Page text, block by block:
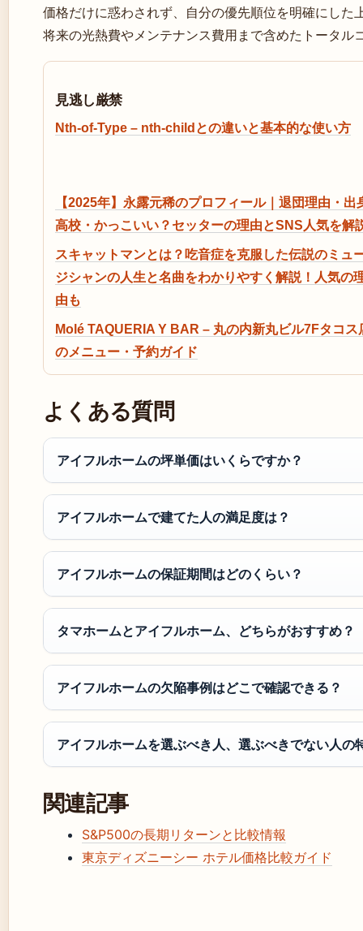
価格だけに惑わされず、自分の優先順位を明確にした
将来の光熱費やメンテナンス費用まで含めたトータル
見逃し厳禁
Nth-of-Type – nth-childとの違いと基本的な使い方
【2025年】永露元稀のプロフィール｜退団理由・出
高校・かっこいい？セッターの理由とSNS人気を解
スキャットマンとは？吃音症を克服した伝説のミュ
ジシャンの人生と名曲をわかりやすく解説！人気の
由も
Molé TAQUERIA Y BAR – 丸の内新丸ビル7Fタコス
のメニュー・予約ガイド
よくある質問
アイフルホームの坪単価はいくらですか？
アイフルホームで建てた人の満足度は？
アイフルホームの保証期間はどのくらい？
タマホームとアイフルホーム、どちらがおすすめ？
アイフルホームの欠陥事例はどこで確認できる？
アイフルホームを選ぶべき人、選ぶべきでない人の
関連記事
S&P500の長期リターンと比較情報
東京ディズニーシー ホテル価格比較ガイド